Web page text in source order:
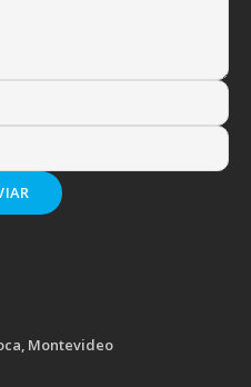
Montevideo